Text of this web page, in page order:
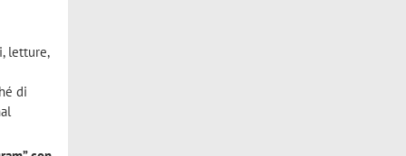
letture,
di